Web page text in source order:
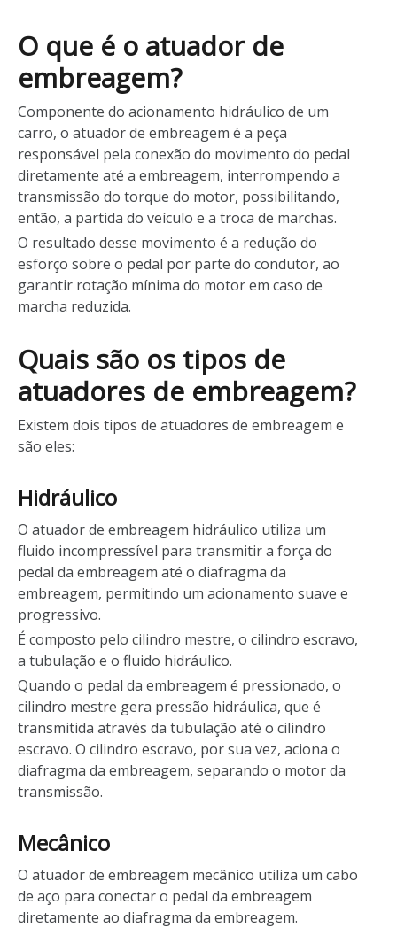
O que é o atuador de
embreagem?
Componente do acionamento hidráulico de um
carro, o atuador de embreagem é a peça
responsável pela conexão do movimento do pedal
diretamente até a embreagem, interrompendo a
transmissão do torque do motor, possibilitando,
então, a partida do veículo e a troca de marchas.
O resultado desse movimento é a redução do
esforço sobre o pedal por parte do condutor, ao
garantir rotação mínima do motor em caso de
marcha reduzida.
Quais são os tipos de
atuadores de embreagem?
Existem dois tipos de atuadores de embreagem e
são eles:
Hidráulico
O atuador de embreagem hidráulico utiliza um
fluido incompressível para transmitir a força do
pedal da embreagem até o diafragma da
embreagem, permitindo um acionamento suave e
progressivo.
É composto pelo cilindro mestre, o cilindro escravo,
a tubulação e o fluido hidráulico.
Quando o pedal da embreagem é pressionado, o
cilindro mestre gera pressão hidráulica, que é
transmitida através da tubulação até o cilindro
escravo. O cilindro escravo, por sua vez, aciona o
diafragma da embreagem, separando o motor da
transmissão.
Mecânico
O atuador de embreagem mecânico utiliza um cabo
de aço para conectar o pedal da embreagem
diretamente ao diafragma da embreagem.